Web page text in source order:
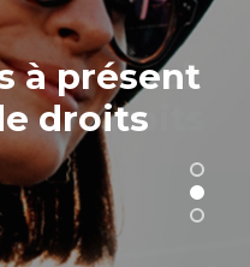
à présent
droits
réel
de droits